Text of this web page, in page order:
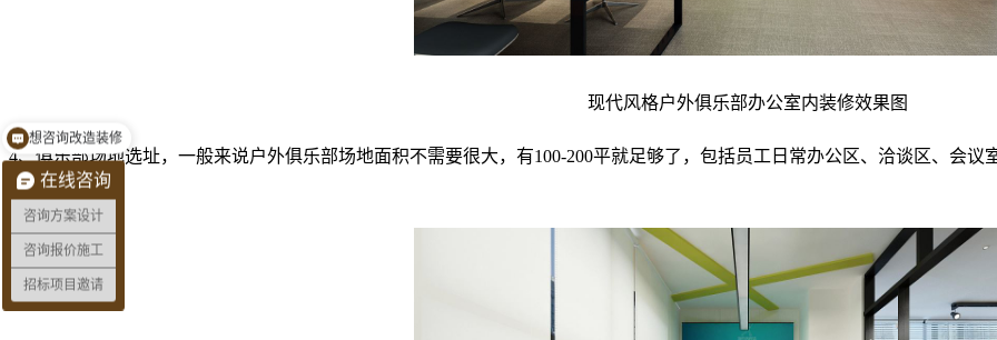
现代风格户外俱乐部办公室内装修效果图
4、俱乐部场地选址，一般来说户外俱乐部场地面积不需要很大，有100-200平就足够了，包括员工日常办公区、洽谈区、会
员日常行动。
在线咨询
咨询方案设计
咨询报价施工
招标项目邀请
预约量房看现场